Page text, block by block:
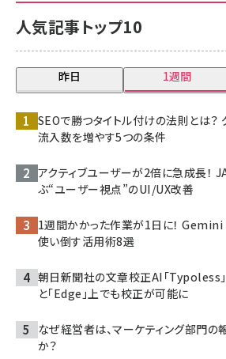
人気記事トップ10
昨日 1週間
SEOで勝つタイトル付けの法則とは？
流入数を増やす5つの条件
アクティブユーザーが2倍に急成長！
ぶ“ユーザー視点”のUI/UX改善
1週間かかった作業が1日に！
使い倒す活用術8選
朝日新聞社の文章校正AI「Typoless」
と「Edge」上でも校正が可能に
なぜ経営者は、マーケティング部門の
か？